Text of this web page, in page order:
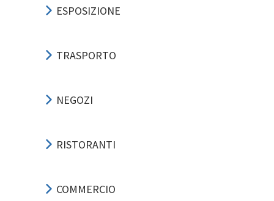
ESPOSIZIONE
TRASPORTO
NEGOZI
RISTORANTI
COMMERCIO